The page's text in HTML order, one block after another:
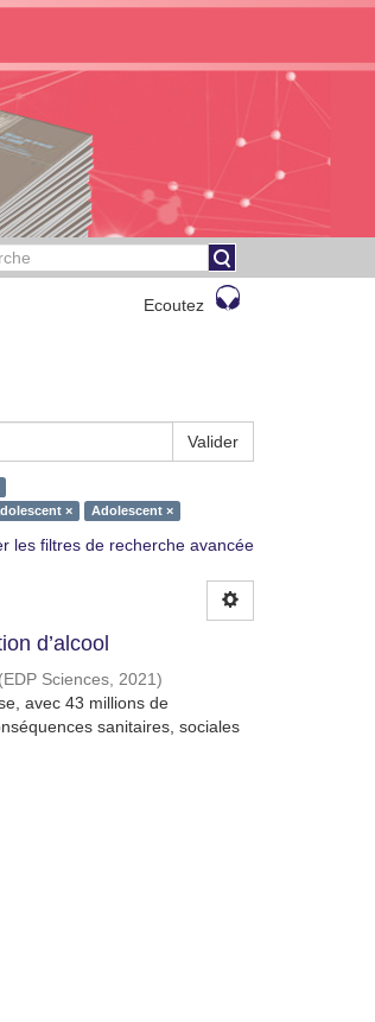
Ecoutez
Valider
× Adolescent ×
les filtres de recherche avancée
d’alcool
(EDP Sciences, 2021)
avec 43 millions de
sanitaires, sociales